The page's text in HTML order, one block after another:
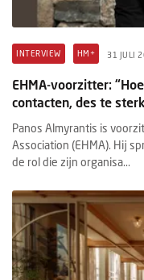
INTERVIEW HM+ 31 JULI
EHMA-voorzitter:
contacten, des te
Panos Almyrantis is
Association (EHMA). Hij
de rol die zijn organisa...